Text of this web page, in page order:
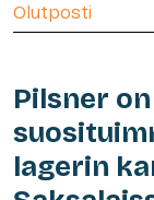
Olutposti
Pilsner
lagerin